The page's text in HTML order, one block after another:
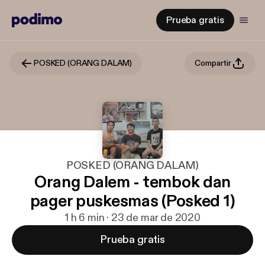
Prueba gratis
POSKED (ORANG DALAM) Compartir
POSKED (ORANG DALAM)
Orang Dalem - tembok dan
pager puskesmas (Posked 1)
1 h 6 min · 23 de mar de 2020
Prueba gratis